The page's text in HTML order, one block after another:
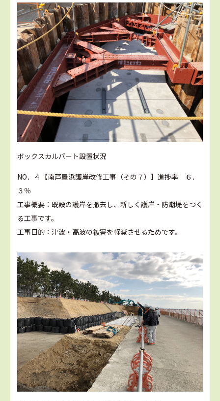
ボックスカルバート設置状況
NO．４【南芦屋浜護岸改修工事（その７）】進捗率 ６．
３％
工事概要：既設の護岸を撤去し、新しく護岸・防潮堤をつく
る工事です。
工事目的：津波・高波の被害を軽減させるためです。